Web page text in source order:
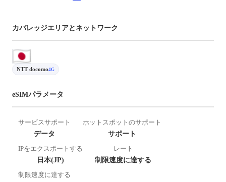
カバレッジエリアとネットワーク
NTT docomo4G
eSIMパラメータ
サービスサポート
データ
ホットスポットのサポート
サポート
IPをエクスポートする
日本(JP)
レート
制限速度に達する
制限速度に達する